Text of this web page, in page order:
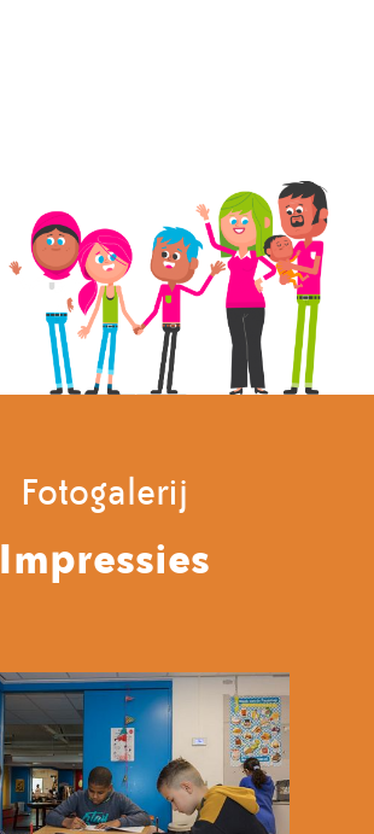
Fotogalerij
Impressies